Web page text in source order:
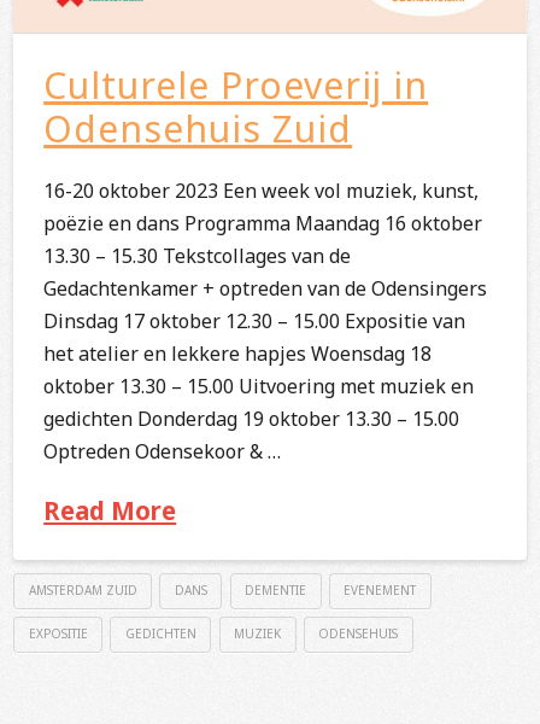
Culturele Proeverij in
Odensehuis Zuid
16-20 oktober 2023 Een week vol muziek, kunst,
poëzie en dans Programma Maandag 16 oktober
13.30 – 15.30 Tekstcollages van de
Gedachtenkamer + optreden van de Odensingers
Dinsdag 17 oktober 12.30 – 15.00 Expositie van
het atelier en lekkere hapjes Woensdag 18
oktober 13.30 – 15.00 Uitvoering met muziek en
gedichten Donderdag 19 oktober 13.30 – 15.00
Optreden Odensekoor & …
Read More
AMSTERDAM ZUID DANS DEMENTIE EVENEMENT
EXPOSITIE GEDICHTEN MUZIEK ODENSEHUIS